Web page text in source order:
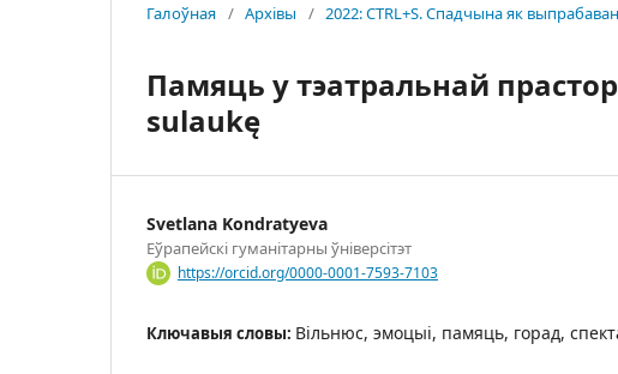
Галоўная / Архівы / 2022: CTRL+S. Спадчына як
Памяць у тэатральнай
sulaukę
Svetlana Kondratyeva
Еўрапейскі гуманітарны ўніверсітэт
https://orcid.org/0000-0001-7593-7103
Ключавыя словы: Вільнюс, эмоцыі, памяць, горад,